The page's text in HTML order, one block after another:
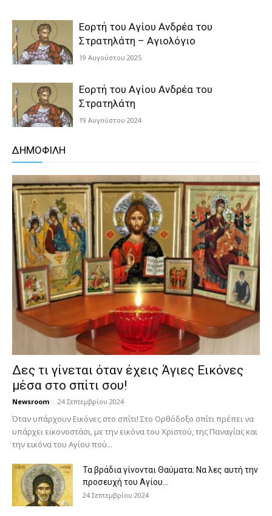
Εορτή του Αγίου Ανδρέα του
Στρατηλάτη – Αγιολόγιο
19 Αυγούστου 2025
Εορτή του Αγίου Ανδρέα του
Στρατηλάτη
19 Αυγούστου 2024
ΔΗΜΟΦΙΛΗ
Δες τι γίνεται όταν έχεις Άγιες Εικόνες
μέσα στο σπίτι σου!
Newsroom - 24 Σεπτεμβρίου 2024
Όταν υπάρχουν Εικόνες στο σπίτι! Στο Ορθόδοξο σπίτι πρέπει να
υπάρχει εικονοστάσι, με την εικόνα του Χριστού, της Παν­αγίας και
την εικόνα του Αγίου πού...
Τα βράδια γίνονται Θαύματα: Να λες αυτή την
προσευχή του Αγίου...
24 Σεπτεμβρίου 2024